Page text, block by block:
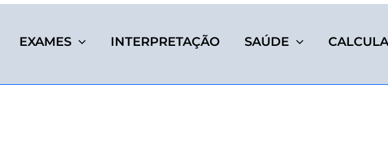
EXAMES INTERPRETAÇÃO SAÚDE